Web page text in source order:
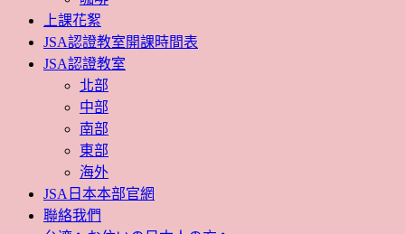
上課花絮
JSA認證教室開課時間表
JSA認證教室
北部
中部
南部
東部
海外
JSA日本本部官網
聯絡我們